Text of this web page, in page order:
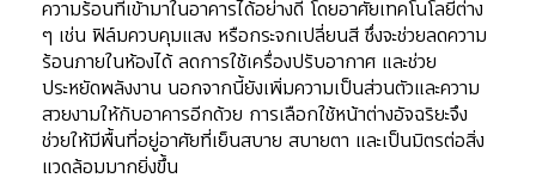
ความร้อนที่เข้ามาในอาคารได้อย่างดี โดยอาศัยเทคโนโลยีต่าง
ๆ เช่น ฟิล์มควบคุมแสง หรือกระจกเปลี่ยนสี ซึ่งจะช่วยลดความ
ร้อนภายในห้องได้ ลดการใช้เครื่องปรับอากาศ และช่วย
ประหยัดพลังงาน นอกจากนี้ยังเพิ่มความเป็นส่วนตัวและความ
สวยงามให้กับอาคารอีกด้วย การเลือกใช้หน้าต่างอัจฉริยะจึง
ช่วยให้มีพื้นที่อยู่อาศัยที่เย็นสบาย สบายตา และเป็นมิตรต่อสิ่ง
แวดล้อมมากยิ่งขึ้น